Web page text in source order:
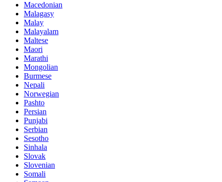
Macedonian
Malagasy
Malay
Malayalam
Maltese
Maori
Marathi
Mongolian
Burmese
Nepali
Norwegian
Pashto
Persian
Punjabi
Serbian
Sesotho
Sinhala
Slovak
Slovenian
Somali